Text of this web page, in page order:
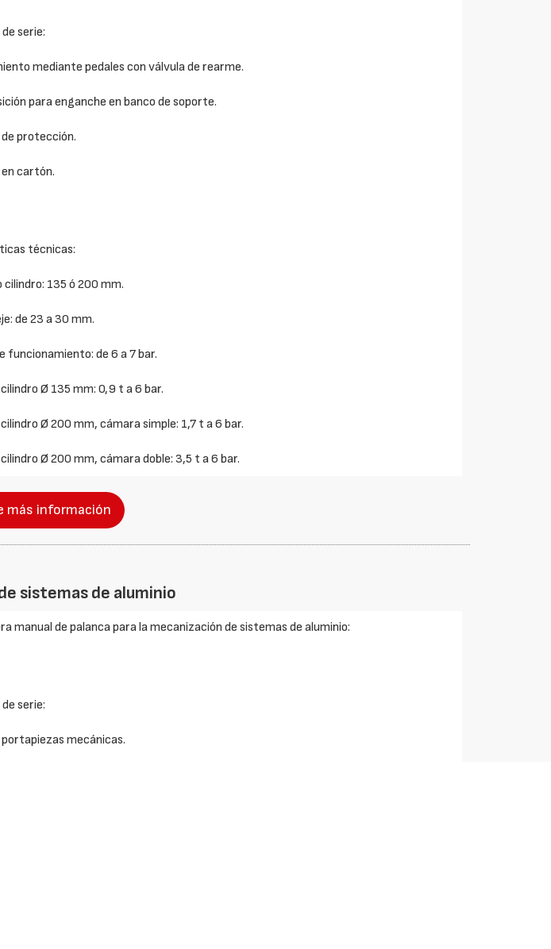
serie:
mediante pedales con válvula de rearme.
para enganche en banco de soporte.
protección.
cartón.
técnicas:
135 ó 200 mm.
de 23 a 30 mm.
funcionamiento: de 6 a 7 bar.
Ø 135 mm: 0,9 t a 6 bar.
Ø 200 mm, cámara simple: 1,7 t a 6 bar.
Ø 200 mm, cámara doble: 3,5 t a 6 bar.
más información
sistemas de aluminio
manual de palanca para la mecanización de sistemas de aluminio:
serie:
mecánicas.